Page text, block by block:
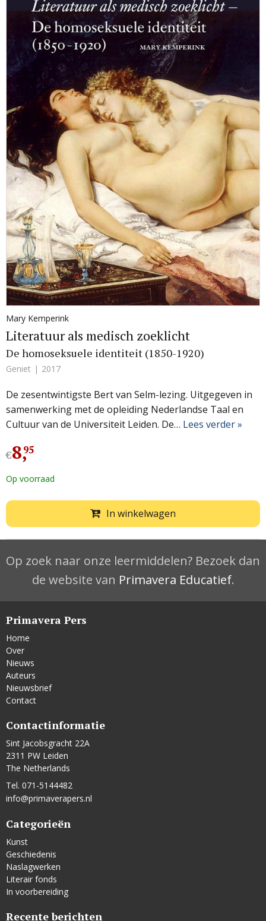
Mary Kemperink
Literatuur als medisch zoeklicht
De homoseksuele identiteit (1850-1920)
Geniet 2017
De zesentwintigste Bert van Selm-lezing. Uitgegeven in
samenwerking met de opleiding Nederlandse Taal en
Cultuur van de Universiteit Leiden. De… Lees verder »
€8,95
Op voorraad
In winkelwagen
Op zoek naar onze leermiddelen? Bezoek dan
de website van Primavera Educatief.
Primavera Pers
Home
Over
Nieuws
Auteurs
Nieuwsbrief
Contact
Contactinformatie
Sint Jacobsgracht 22A
2311 PW Leiden
The Netherlands
Tel. 071-5144482
info@primaverapers.nl
Categorieën
Kunst
Geschiedenis
Naslagwerken
Literair fonds
In voorbereiding
Recente berichten